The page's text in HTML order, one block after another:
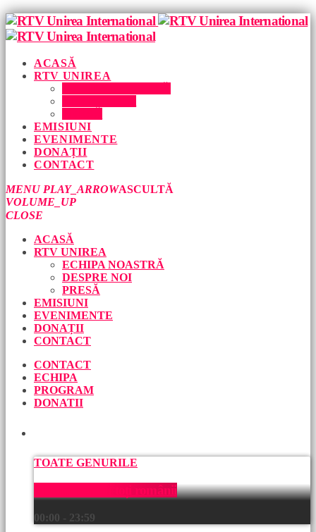
ACASĂ
RTV UNIREA
EMISIUNI
EVENIMENTE
DONAȚII
CONTACT
MENU PLAY_ARROWASCULTĂ
VOLUME_UP
CLOSE
ACASĂ
RTV UNIREA
ECHIPA NOASTRĂ
DESPRE NOI
PRESĂ
EMISIUNI
EVENIMENTE
DONAȚII
CONTACT
CONTACT
ECHIPA
PROGRAM
DONATII
TOATE GENURILE
Muzică pentru toți românii
00:00 - 23:59